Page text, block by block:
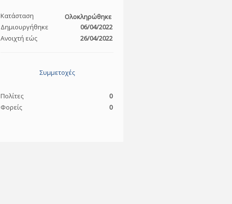
Κατάσταση
Ολοκληρώθηκε
Δημιουργήθηκε
06/04/2022
Ανοιχτή εώς
26/04/2022
Συμμετοχές
Πολίτες
0
Φορείς
0